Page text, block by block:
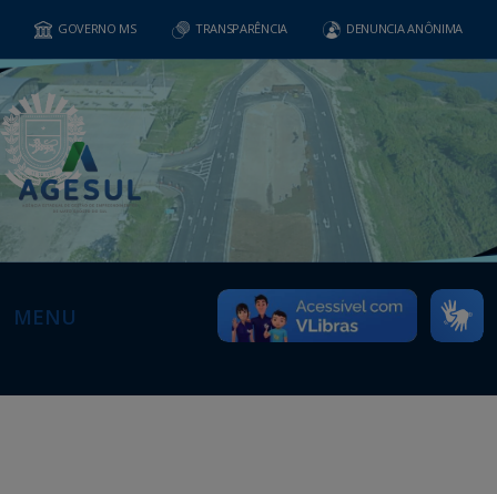
GOVERNO MS TRANSPARÊNCIA DENUNCIA ANÔNIMA
MENU